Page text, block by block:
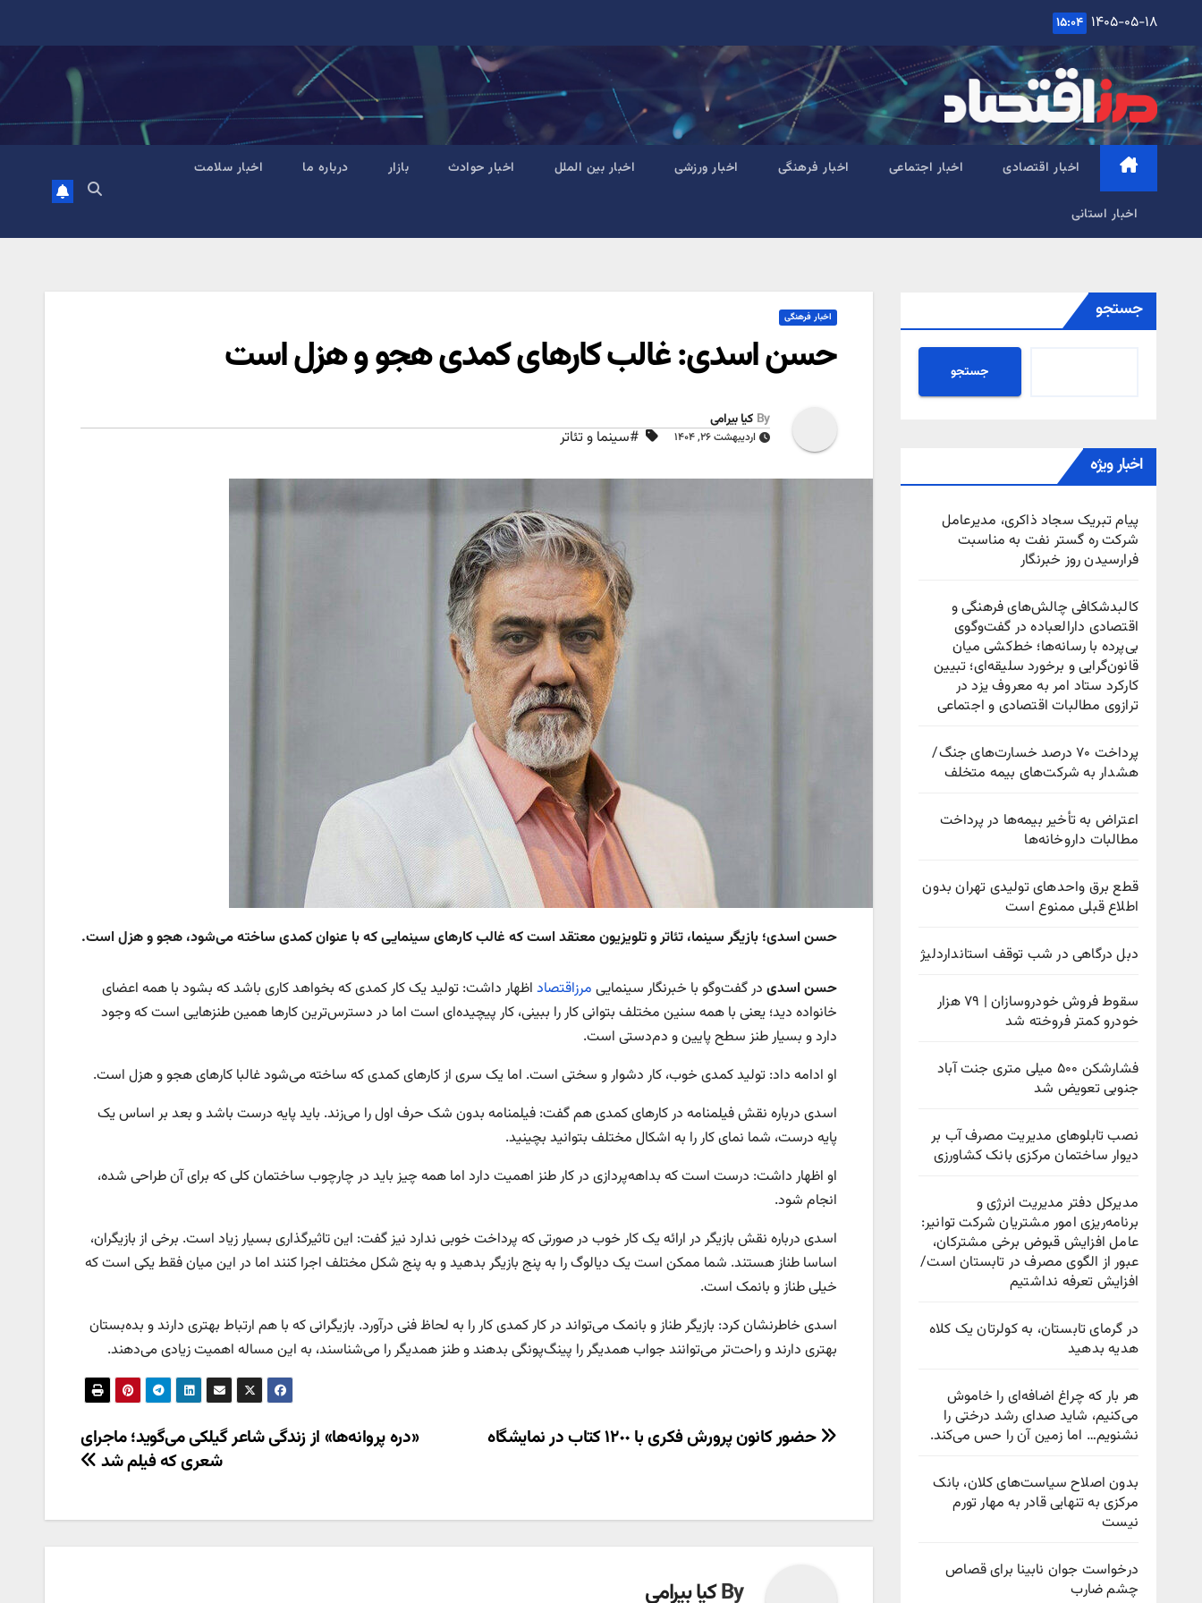
content
۱۴۰۵-۰۵-۱۸ ۱۵:۰۴
اخبار اقتصادی اخبار اجتماعی اخبار فرهنگی اخبار ورزشی اخبار بین الملل اخبار حوادث بازار درباره ما اخبار سلامت
اخبار استانی
جستجو
جستجو
اخبار ویژه
پیام تبریک سجاد ذاکری، مدیرعامل
شرکت ره‌ گستر نفت به مناسبت
فرارسیدن روز خبرنگار
کالبدشکافی چالش‌های فرهنگی و
اقتصادی دارالعباده در گفت‌وگوی
بی‌پرده با رسانه‌ها؛ خط‌کشی میان
قانون‌گرایی و برخورد سلیقه‌ای؛ تبیین
کارکرد ستاد امر به معروف یزد در
ترازوی مطالبات اقتصادی و اجتماعی
پرداخت ۷۰ درصد خسارت‌های جنگ/
هشدار به شرکت‌های بیمه متخلف
اعتراض به تأخیر بیمه‌ها در پرداخت
مطالبات داروخانه‌ها
قطع برق واحدهای تولیدی تهران بدون
اطلاع قبلی ممنوع است
دبل درگاهی در شب توقف استانداردلیژ
سقوط فروش خودروسازان | ۷۹ هزار
خودرو کمتر فروخته شد
فشارشکن ۵۰۰ میلی متری جنت آباد
جنوبی تعویض شد
نصب تابلوهای مدیریت مصرف آب بر
دیوار ساختمان مرکزی بانک کشاورزی
مدیرکل دفتر مدیریت انرژی و
برنامه‌ریزی امور مشتریان شرکت توانیر:
عامل افزایش قبوض برخی مشترکان،
عبور از الگوی مصرف در تابستان است/
افزایش تعرفه نداشتیم
در گرمای تابستان، به کولرتان یک کلاه
هدیه بدهید
هر بار که چراغ اضافه‌ای را خاموش
می‌کنیم، شاید صدای رشد درختی را
نشنویم… اما زمین آن را حس می‌کند.
بدون اصلاح سیاست‌های کلان، بانک
مرکزی به تنهایی قادر به مهار تورم
نیست
درخواست جوان نابینا برای قصاص
چشم ضارب
اخبار فرهنگی
حسن اسدی: غالب کارهای کمدی هجو و هزل است
By کیا بیرامی
اردیبهشت ۲۶, ۱۴۰۴ #سینما و تئاتر
حسن اسدی؛ بازیگر سینما، تئاتر و تلویزیون معتقد است که غالب کارهای سینمایی که با عنوان کمدی ساخته می‌شود، هجو و هزل است.
حسن اسدی در گفت‌وگو با خبرنگار سینمایی مرزاقتصاد اظهار داشت: تولید یک کار کمدی که بخواهد کاری باشد که بشود با همه اعضای
خانواده دید؛ یعنی با همه سنین مختلف بتوانی کار را ببینی، کار پیچیده‌ای است اما در دسترس‌ترین کارها همین طنزهایی است که وجود
دارد و بسیار طنز سطح پایین و دم‌دستی است.
او ادامه داد: تولید کمدی خوب، کار دشوار و سختی است. اما یک سری از کارهای کمدی که ساخته می‌شود غالبا کارهای هجو و هزل است.
اسدی درباره نقش فیلمنامه در کارهای کمدی هم گفت: فیلمنامه بدون شک حرف اول را می‌زند. باید پایه درست باشد و بعد بر اساس یک
پایه درست، شما نمای کار را به اشکال مختلف بتوانید بچینید.
او اظهار داشت: درست است که بداهه‌پردازی در کار طنز اهمیت دارد اما همه چیز باید در چارچوب ساختمان کلی که برای آن طراحی شده،
انجام شود.
اسدی درباره نقش بازیگر در ارائه یک کار خوب در صورتی که پرداخت خوبی ندارد نیز گفت: این تاثیرگذاری بسیار زیاد است. برخی از بازیگران،
اساسا طناز هستند. شما ممکن است یک دیالوگ را به پنج بازیگر بدهید و به پنج شکل مختلف اجرا کنند اما در این میان فقط یکی است که
خیلی طناز و بانمک است.
اسدی خاطرنشان کرد: بازیگر طناز و بانمک می‌تواند در کار کمدی کار را به لحاظ فنی درآورد. بازیگرانی که با هم ارتباط بهتری دارند و بده‌بستان
بهتری دارند و راحت‌تر می‌توانند جواب همدیگر را پینگ‌پونگی بدهند و طنز همدیگر را می‌شناسند، به این مساله اهمیت زیادی می‌دهند.
راهبری
«دره پروانه‌ها» از زندگی شاعر گیلکی می‌گوید؛ ماجرای
شعری که فیلم شد
حضور کانون پرورش فکری با ۱٢٠٠ کتاب در نمایشگاه
Byکیا بیرامی